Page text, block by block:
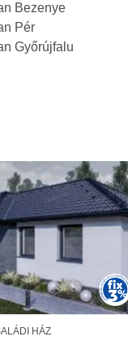
Bezenye
Pér
Győrújfalu
HÁZ